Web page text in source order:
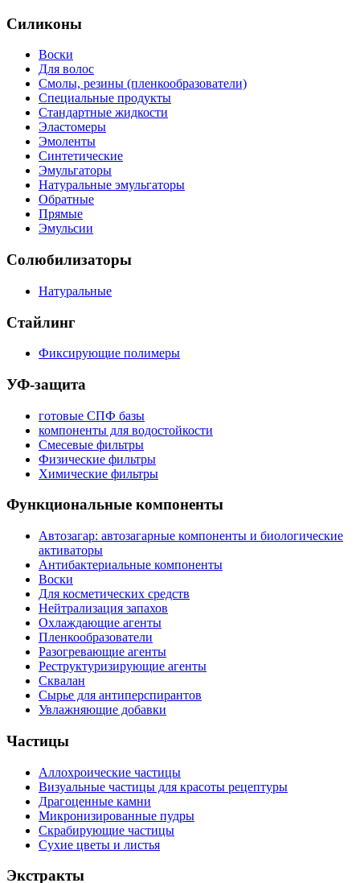
Силиконы
Воски
Для волос
Смолы, резины (пленкообразователи)
Специальные продукты
Стандартные жидкости
Эластомеры
Эмоленты
Синтетические
Эмульгаторы
Натуральные эмульгаторы
Обратные
Прямые
Эмульсии
Солюбилизаторы
Натуральные
Стайлинг
Фиксирующие полимеры
УФ-защита
готовые СПФ базы
компоненты для водостойкости
Смесевые фильтры
Физические фильтры
Химические фильтры
Функциональные компоненты
Автозагар: автозагарные компоненты и биологические
активаторы
Антибактериальные компоненты
Воски
Для косметических средств
Нейтрализация запахов
Охлаждающие агенты
Пленкообразователи
Разогревающие агенты
Реструктуризирующие агенты
Сквалан
Сырье для антиперспирантов
Увлажняющие добавки
Частицы
Аллохроические частицы
Визуальные частицы для красоты рецептуры
Драгоценные камни
Микронизированные пудры
Скрабирующие частицы
Сухие цветы и листья
Экстракты